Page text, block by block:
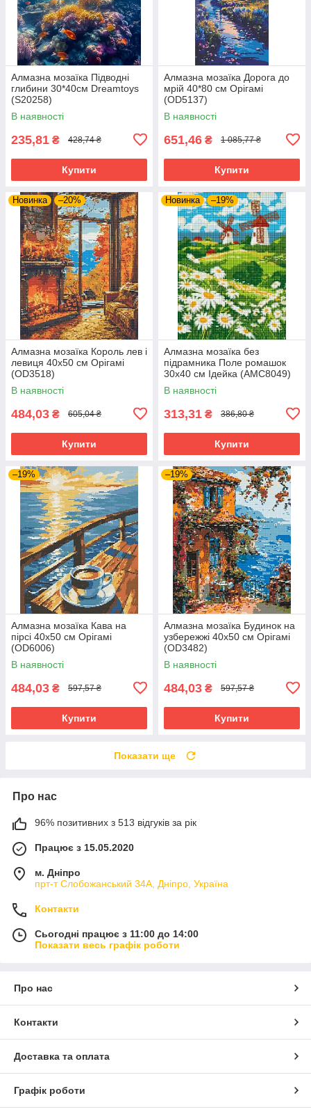
Алмазна мозаїка Підводні
глибини 30*40см Dreamtoys
(S20258)
В наявності
235,81 ₴ 428,74 ₴
Купити
Алмазна мозаїка Дорога до
мрій 40*80 см Орігамі
(OD5137)
В наявності
651,46 ₴ 1 085,77 ₴
Купити
Новинка –20%
Алмазна мозаїка Король лев і
левиця 40x50 см Орігамі
(OD3518)
В наявності
484,03 ₴ 605,04 ₴
Купити
Новинка –19%
Алмазна мозаїка без
підрамника Поле ромашок
30х40 см Ідейка (AMC8049)
В наявності
313,31 ₴ 386,80 ₴
Купити
–19%
Алмазна мозаїка Кава на
пірсі 40х50 см Орігамі
(OD6006)
В наявності
484,03 ₴ 597,57 ₴
Купити
–19%
Алмазна мозаїка Будинок на
узбережжі 40х50 см Орігамі
(OD3482)
В наявності
484,03 ₴ 597,57 ₴
Купити
Показати ще
Про нас
96% позитивних з 513 відгуків за рік
Працює з 15.05.2020
м. Дніпро
прт-т Слобожанський 34А, Дніпро, Україна
Контакти
Сьогодні працює з 11:00 до 14:00
Показати весь графік роботи
Про нас
Контакти
Доставка та оплата
Графік роботи